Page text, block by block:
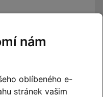
nám
oblíbeného e-
stránek vašim